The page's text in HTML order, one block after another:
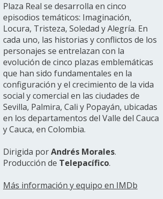
Plaza Real se desarrolla en cinco
episodios temáticos: Imaginación,
Locura, Tristeza, Soledad y Alegría. En
cada uno, las historias y conflictos de los
personajes se entrelazan con la
evolución de cinco plazas emblemáticas
que han sido fundamentales en la
configuración y el crecimiento de la vida
social y comercial en las ciudades de
Sevilla, Palmira, Cali y Popayán, ubicadas
en los departamentos del Valle del Cauca
y Cauca, en Colombia.​
Dirigida porAndrés Morales.
Producción de Telepacífico.
Más información y equipo en IMDb